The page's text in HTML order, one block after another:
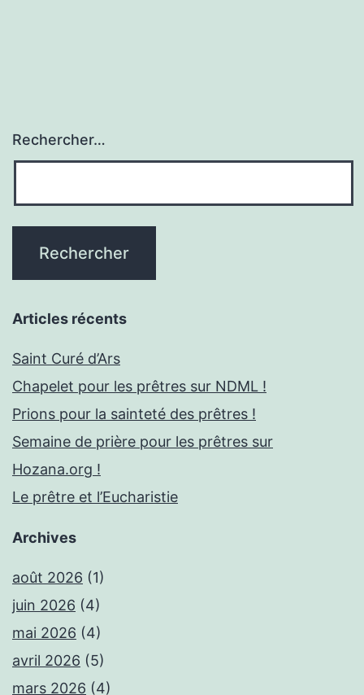
Rechercher…
Articles récents
Saint Curé d’Ars
Chapelet pour les prêtres sur NDML !
Prions pour la sainteté des prêtres !
Semaine de prière pour les prêtres sur
Hozana.org !
Le prêtre et l’Eucharistie
Archives
août 2026 (1)
juin 2026 (4)
mai 2026 (4)
avril 2026 (5)
mars 2026 (4)